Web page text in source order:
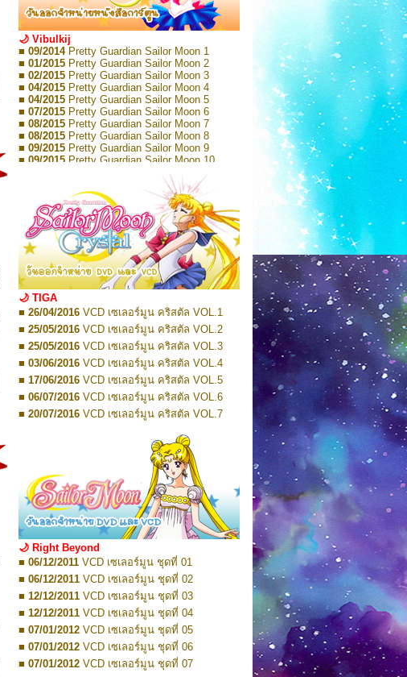
🌙 Vibulkij
■ 09/2014 Pretty Guardian Sailor Moon 1
■ 01/2015 Pretty Guardian Sailor Moon 2
■ 02/2015 Pretty Guardian Sailor Moon 3
■ 04/2015 Pretty Guardian Sailor Moon 4
■ 04/2015 Pretty Guardian Sailor Moon 5
■ 07/2015 Pretty Guardian Sailor Moon 6
■ 08/2015 Pretty Guardian Sailor Moon 7
■ 08/2015 Pretty Guardian Sailor Moon 8
■ 09/2015 Pretty Guardian Sailor Moon 9
■ 09/2015 Pretty Guardian Sailor Moon 10
Pretty Guardian Sailor Moon 11
Pretty Guardian Sailor Moon 12
Pretty Guardian Sailor Moon Short
Stories 1
■ 09/2018Pretty Guardian Sailor Moon Short
Stories 2
■ 01/2022Pretty Guardian Sailor Moon Eternal
Edition 1
■ 01/2022Pretty Guardian Sailor Moon Eternal
Edition 2
■ 03/2022Pretty Guardian Sailor Moon Eternal
Edition 3
■ 03/2022Pretty Guardian Sailor Moon Eternal
Edition 4
■ 07/2022Pretty Guardian Sailor Moon Eternal
Edition 5
■ 07/2022Pretty Guardian Sailor Moon Eternal
Edition 6
Pretty Guardian Sailor Moon Eternal
Edition 7
■ 01/2023Pretty Guardian Sailor Moon Eternal
Pretty Guardian Sailor Moon Eternal
Pretty Guardian Sailor Moon Eternal
Edition 10
■ TBA 2026Code Name: Sailor V 1
■ TBA 2026Code Name: Sailor V 2
🌙 TIGA
■ 26/04/2016 VCD เซเลอร์มูน คริสตัล VOL.1
■ 25/05/2016 VCD เซเลอร์มูน คริสตัล VOL.2
■ 25/05/2016 VCD เซเลอร์มูน คริสตัล VOL.3
■ 03/06/2016 VCD เซเลอร์มูน คริสตัล VOL.4
■ 17/06/2016 VCD เซเลอร์มูน คริสตัล VOL.5
■ 06/07/2016 VCD เซเลอร์มูน คริสตัล VOL.6
■ 20/07/2016 VCD เซเลอร์มูน คริสตัล VOL.7
VCD เซเลอร์มูน คริสตัล VOL.9
VCD เซเลอร์มูน คริสตัล VOL.10
■ 10/08/2016
VCD เซเลอร์มูน คริสตัล VOL.11
■ 10/08/2016VCD เซเลอร์มูน คริสตัล VOL.12
■ 17/08/2016VCD เซเลอร์มูน คริสตัล VOL.13
■ 26/05/2016 DVD เซเลอร์มูน คริสตัล VOL.1
■ 08/07/2016DVD เซเลอร์มูน คริสตัล VOL.2
■ 19/08/2016 DVD เซเลอร์มูน คริสตัล VOL.3
■ 08/09/2016 DVD เซเลอร์มูน คริสตัล VOL.4
■ 07/10/2016 DVD เซเลอร์มูน คริสตัล VOL.5
■ 28/10/2016 DVD เซเลอร์มูน คริสตัล VOL.6
■ 17/11/2016DVD เซเลอร์มูน คริสตัล VOL.7
■ 17/11/2016DVD เซเลอร์มูน คริสตัล VOL.8
■ 01/01/2017 DVD เซเลอร์มูน คริสตัล Box-Set
🌙 Right Beyond
■ 06/12/2011 VCD เซเลอร์มูน ชุดที่ 01
■ 06/12/2011 VCD เซเลอร์มูน ชุดที่ 02
■ 12/12/2011 VCD เซเลอร์มูน ชุดที่ 03
■ 12/12/2011 VCD เซเลอร์มูน ชุดที่ 04
■ 07/01/2012 VCD เซเลอร์มูน ชุดที่ 05
■ 07/01/2012 VCD เซเลอร์มูน ชุดที่ 06
■ 07/01/2012 VCD เซเลอร์มูน ชุดที่ 07